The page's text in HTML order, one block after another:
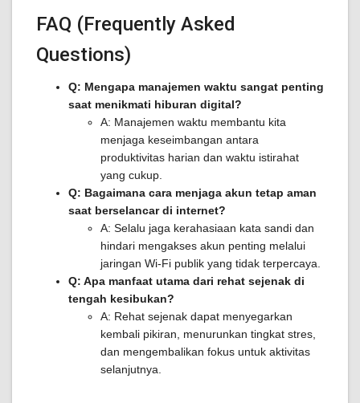
FAQ (Frequently Asked
Questions)
Q: Mengapa manajemen waktu sangat penting
saat menikmati hiburan digital?
A: Manajemen waktu membantu kita
menjaga keseimbangan antara
produktivitas harian dan waktu istirahat
yang cukup.
Q: Bagaimana cara menjaga akun tetap aman
saat berselancar di internet?
A: Selalu jaga kerahasiaan kata sandi dan
hindari mengakses akun penting melalui
jaringan Wi-Fi publik yang tidak terpercaya.
Q: Apa manfaat utama dari rehat sejenak di
tengah kesibukan?
A: Rehat sejenak dapat menyegarkan
kembali pikiran, menurunkan tingkat stres,
dan mengembalikan fokus untuk aktivitas
selanjutnya.